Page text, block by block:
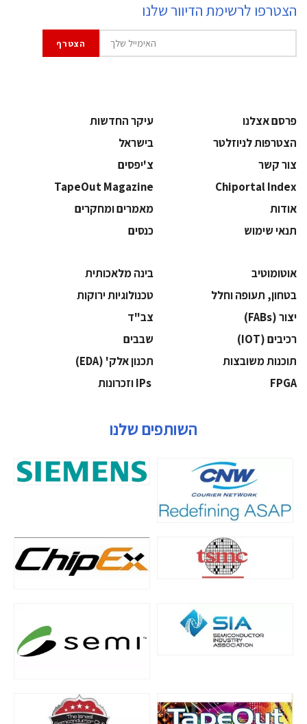
הצטרפו לרשימת הדיוור שלנו
פרסם אצלנו
עיקר החדשות
הצטרפות לניוזלטר
בישראל
צור קשר
צ'יפסים
Chiportal Index
TapeOut Magazine
אודות
מאמרים ומחקרים
תנאי שימוש
כנסים
אוטומוטיב
בינה מלאכותית
בטחון, תעופה וחלל
‫טכנולוגיות ירוקות‬
‫יצור (‪(FABs‬‬
‫צב"ד‬
‫רכיבים‬ (IOT)
‫שבבים‬
‫תוכנות משובצות‬
‫תכנון אלק' (‪(EDA‬‬
‫‪FPGA‬‬
השותפים שלנו